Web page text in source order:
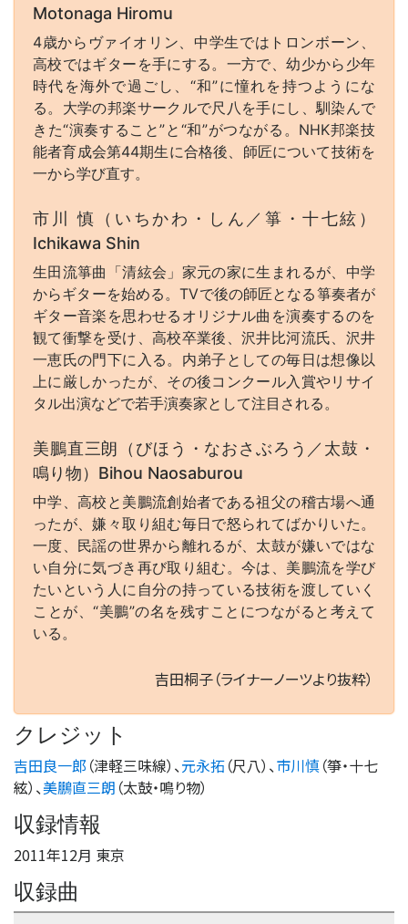
Motonaga Hiromu
4歳からヴァイオリン、中学生ではトロンボーン、
高校ではギターを手にする。一方で、幼少から少年
時代を海外で過ごし、“和”に憧れを持つようにな
る。大学の邦楽サークルで尺八を手にし、馴染んで
きた“演奏すること”と“和”がつながる。NHK邦楽技
能者育成会第44期生に合格後、師匠について技術を
一から学び直す。
市川 慎（いちかわ・しん／箏・十七絃）
Ichikawa Shin
生田流箏曲「清絃会」家元の家に生まれるが、中学
からギターを始める。TVで後の師匠となる箏奏者が
ギター音楽を思わせるオリジナル曲を演奏するのを
観て衝撃を受け、高校卒業後、沢井比河流氏、沢井
一恵氏の門下に入る。内弟子としての毎日は想像以
上に厳しかったが、その後コンクール入賞やリサイ
タル出演などで若手演奏家として注目される。
美鵬直三朗（びほう・なおさぶろう／太鼓・
鳴り物）Bihou Naosaburou
中学、高校と美鵬流創始者である祖父の稽古場へ通
ったが、嫌々取り組む毎日で怒られてばかりいた。
一度、民謡の世界から離れるが、太鼓が嫌いではな
い自分に気づき再び取り組む。今は、美鵬流を学び
たいという人に自分の持っている技術を渡していく
ことが、“美鵬”の名を残すことにつながると考えて
いる。
吉田桐子（ライナーノーツより抜粋）
クレジット
吉田良一郎 （津軽三味線）、元永拓（尺八）、市川慎（箏・十七
絃）、美鵬直三朗 （太鼓・鳴り物）
収録情報
2011年12月 東京
収録曲